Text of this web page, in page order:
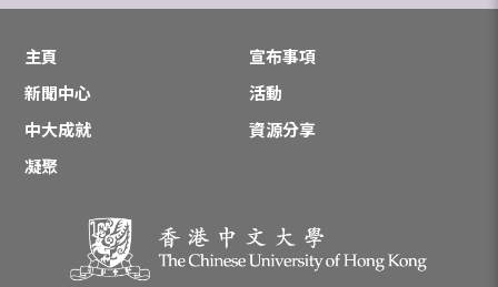
主頁
宣布事項
新聞中心
活動
中大成就
資源分享
凝聚